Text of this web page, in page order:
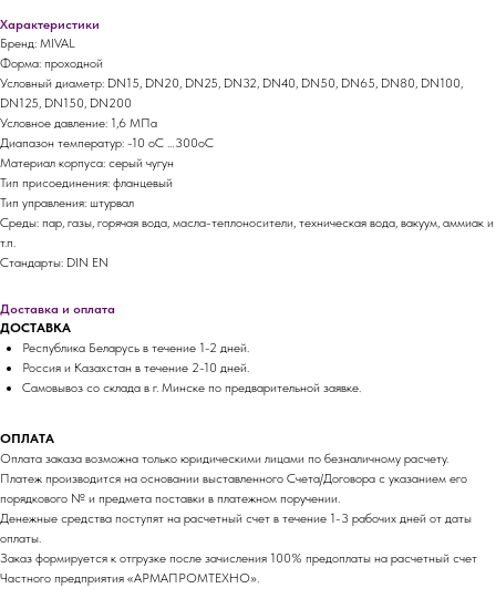
Характеристики
Бренд: MIVAL
Форма: проходной
Условный диаметр: DN15, DN20, DN25, DN32, DN40, DN50, DN65, DN80, DN100,
DN125, DN150, DN200
Условное давление: 1,6 МПа
Диапазон температур: -10 оС …300оС
Материал корпуса: серый чугун
Тип присоединения: фланцевый
Тип управления: штурвал
Среды: пар, газы, горячая вода, масла-теплоносители, техническая вода, вакуум, аммиак и
т.п.
Стандарты: DIN EN
Доставка и оплата
ДОСТАВКА
Республика Беларусь в течение 1-2 дней.
Россия и Казахстан в течение 2-10 дней.
Самовывоз со склада в г. Минске по предварительной заявке.
ОПЛАТА
Оплата заказа возможна только юридическими лицами по безналичному расчету.
Платеж производится на основании выставленного Счета/Договора с указанием его
порядкового № и предмета поставки в платежном поручении.
Денежные средства поступят на расчетный счет в течение 1-3 рабочих дней от даты
оплаты.
Заказ формируется к отгрузке после зачисления 100% предоплаты на расчетный счет
Частного предприятия «АРМАПРОМТЕХНО».